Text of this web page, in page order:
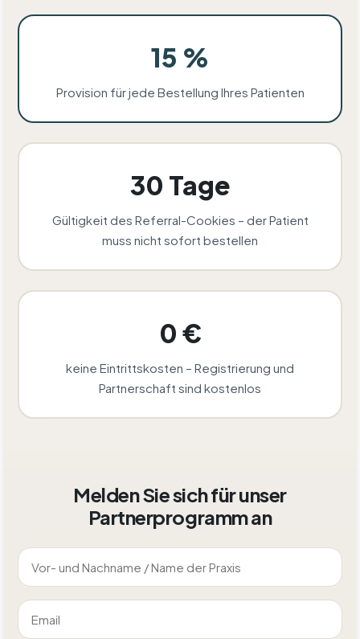
15 %
Provision für jede Bestellung Ihres Patienten
30 Tage
Gültigkeit des Referral-Cookies – der Patient
muss nicht sofort bestellen
0 €
keine Eintrittskosten – Registrierung und
Partnerschaft sind kostenlos
Melden Sie sich für unser
Partnerprogramm an